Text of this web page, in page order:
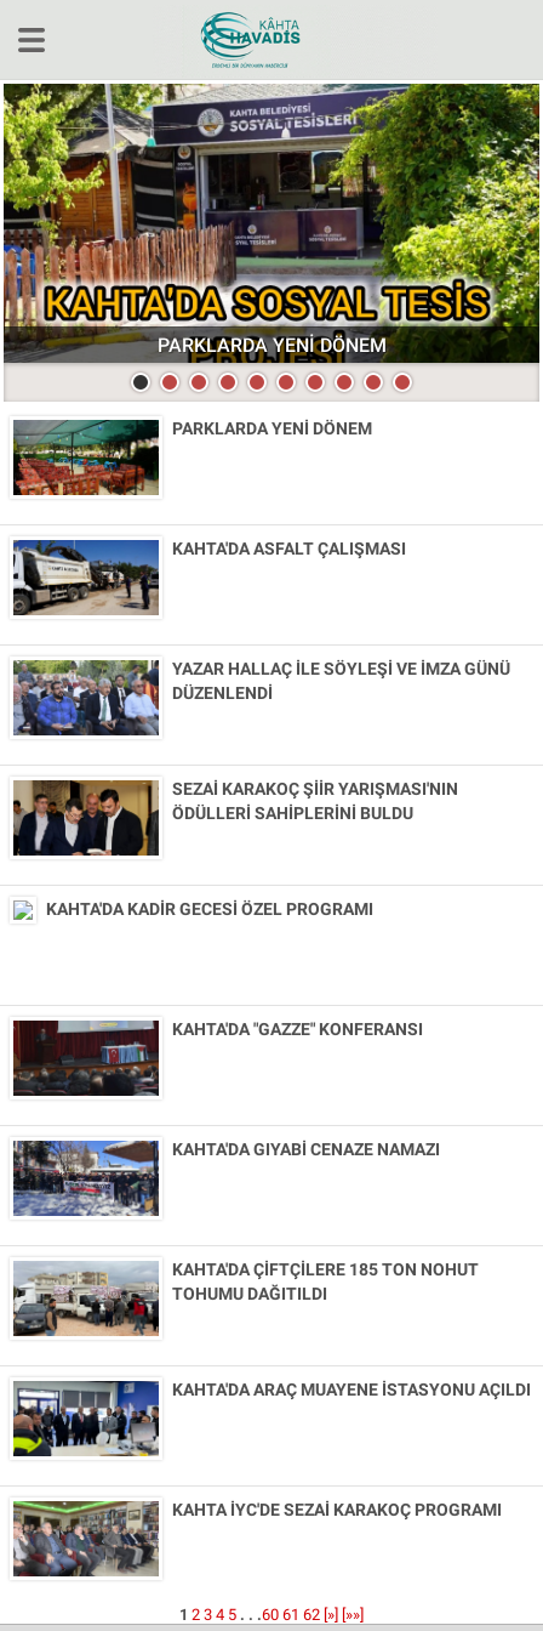
Yerel
Gündem
Köşe Yazıları
Ekonomi
Sağlık
Kültür&Sanat
Spor
Bölge Haberleri
Hakkımızda
Künye
İletişim
PARKLARDA YENİ DÖNEM
PARKLARDA YENİ DÖNEM
KAHTA'DA ASFALT ÇALIŞMASI
YAZAR HALLAÇ İLE SÖYLEŞİ VE İMZA GÜNÜ
DÜZENLENDİ
SEZAİ KARAKOÇ ŞİİR YARIŞMASI'NIN
ÖDÜLLERİ SAHİPLERİNİ BULDU
KAHTA'DA KADİR GECESİ ÖZEL PROGRAMI
KAHTA'DA "GAZZE" KONFERANSI
KAHTA'DA GIYABİ CENAZE NAMAZI
KAHTA'DA ÇİFTÇİLERE 185 TON NOHUT
TOHUMU DAĞITILDI
KAHTA'DA ARAÇ MUAYENE İSTASYONU AÇILDI
KAHTA İYC'DE SEZAİ KARAKOÇ PROGRAMI
1 2 3 4 5 . . .60 61 62 [»] [»»]